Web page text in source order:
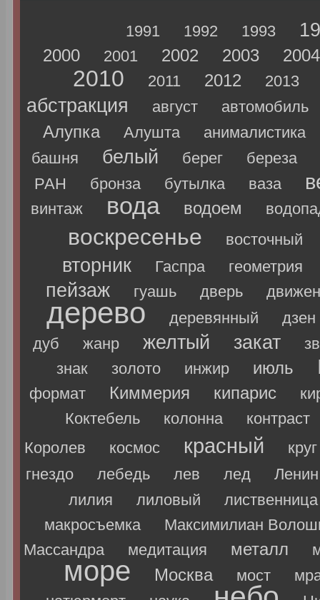
1991 1992 1993
2000 2001 2002 2003 2004
2010 2011 2012 2013
абстракция август автомобиль
Алупка Алушта
анималистика
башня
белый берег
береза
РАН
бронза бутылка ваза
винтаж вода водоем
воскресенье восточный
вторник Гаспра геометрия
пейзаж гуашь дверь
дерево деревянный
дзен
дуб
жанр желтый закат
знак
золото инжир июль
формат Киммерия кипарис
Коктебель
колонна
контраст
Королев
космос красный
круг
гнездо
лебедь лев лед
Ленин
лилия
лиловый
лиственница
макросъемка
Максимилиан
Массандра
медитация металл
море Москва мост